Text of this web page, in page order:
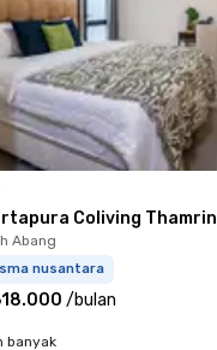
Coliving Thamrin
Abang
nusantara
/bulan
banyak